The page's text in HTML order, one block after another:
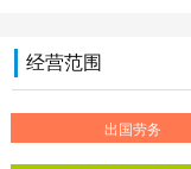
经营范围
出国劳务